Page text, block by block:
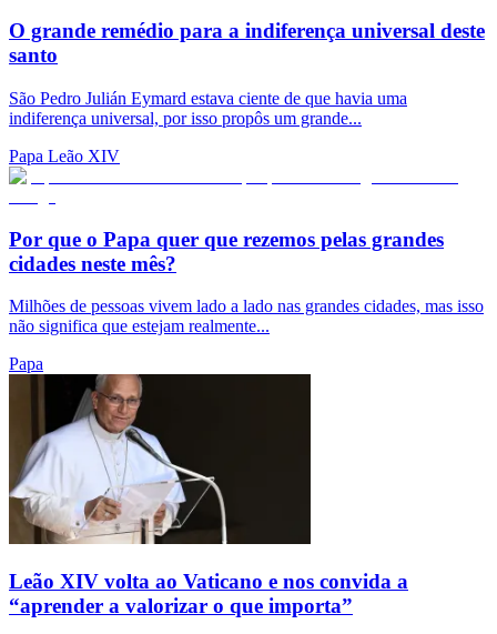
O grande remédio para a indiferença universal deste
santo
São Pedro Julián Eymard estava ciente de que havia uma
indiferença universal, por isso propôs um grande...
Papa Leão XIV
Por que o Papa quer que rezemos pelas grandes
cidades neste mês?
Milhões de pessoas vivem lado a lado nas grandes cidades, mas isso
não significa que estejam realmente...
Papa
Leão XIV volta ao Vaticano e nos convida a
“aprender a valorizar o que importa”